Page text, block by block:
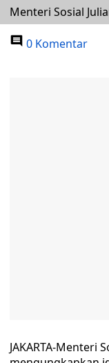
Menteri Sosial
0 Komentar
JAKARTA-Menteri